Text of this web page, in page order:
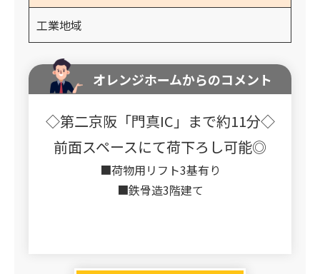
工業地域
オレンジホームからのコメント
◇第二京阪「門真IC」まで約11分◇
前面スペースにて荷下ろし可能◎
■荷物用リフト3基有り
■鉄骨造3階建て